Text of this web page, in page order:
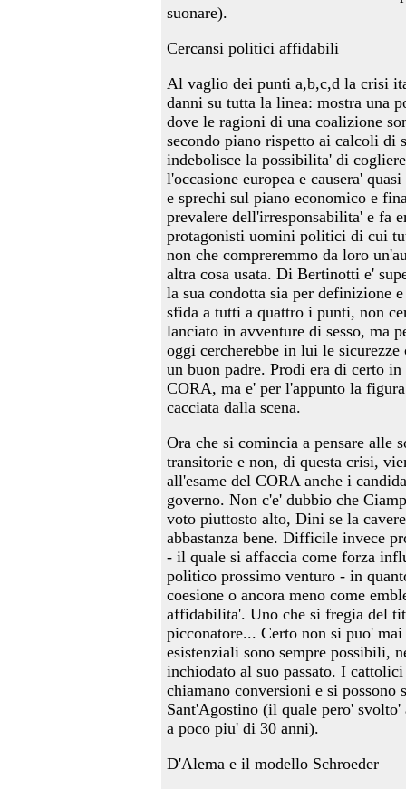
suonare).
Cercansi politici affidabili
Al vaglio dei punti a,b,c,d la crisi
danni su tutta la linea: mostra una
dove le ragioni di una coalizione
secondo piano rispetto ai calcoli di
indebolisce la possibilita' di
l'occasione europea e causera'
e sprechi sul piano economico e
prevalere dell'irresponsabilita' e fa
protagonisti uomini politici di cui
non che compreremmo da loro
altra cosa usata. Di Bertinotti e'
la sua condotta sia per definizione
sfida a tutti a quattro i punti, non
lanciato in avventure di sesso, ma
oggi cercherebbe in lui le sicurezze
un buon padre. Prodi era di certo
CORA, ma e' per l'appunto la
cacciata dalla scena.
Ora che si comincia a pensare alle
transitorie e non, di questa crisi,
all'esame del CORA anche i
governo. Non c'e' dubbio che
voto piuttosto alto, Dini se la
abbastanza bene. Difficile invece
- il quale si affaccia come forza
politico prossimo venturo - in
coesione o ancora meno come
affidabilita'. Uno che si fregia del
picconatore... Certo non si puo'
esistenziali sono sempre possibili,
inchiodato al suo passato. I
chiamano conversioni e si possono
Sant'Agostino (il quale pero' svolto'
a poco piu' di 30 anni).
D'Alema e il modello Schroeder